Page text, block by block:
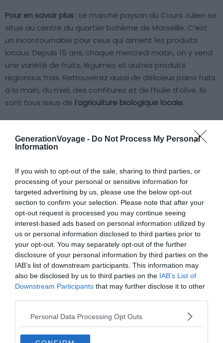
GenerationVoyage - Do Not Process My Personal
Information
If you wish to opt-out of the sale, sharing to third parties, or
processing of your personal or sensitive information for
targeted advertising by us, please use the below opt-out
section to confirm your selection. Please note that after your
opt-out request is processed you may continue seeing
interest-based ads based on personal information utilized by
us or personal information disclosed to third parties prior to
your opt-out. You may separately opt-out of the further
disclosure of your personal information by third parties on the
IAB’s list of downstream participants. This information may
also be disclosed by us to third parties on the IAB’s List of
Downstream Participants that may further disclose it to other
Personal Data Processing Opt Outs
Pour en savoir plus : Le marché paysan du Cours Julien se
situe au centre du quartier bohème de Marseille. C’est
un incontournable pour ceux qui aiment les produits
locaux. Depuis 15 ans, chaque mercredi matin, on y vend
une variété de fruits, légumes et autres produits
régionaux frais. Retrouverez aussi de délicieux pains faits
à la main, du miel, des confitures et de l’huile d’olive. Ils
sont tous issus de l’agriculture biologique locale.
En plus de la qualité des produits, le marché du Cours
Julien est aussi connu pour le commerce équitable. Le
de rue typique de Marseille. C’est l’endroit parfait pour
goûter aux spécialités culinaires de la région provençale.
Et en même temps, soutenez les producteurs et les
petits entrepreneurs locaux.
S'y rendre
À lire aussi sur le guide Marseille :
Visiter Marseille : 10 incontournables à faire et voir
Les 11 meilleurs Airbnb pas chers à Marseille